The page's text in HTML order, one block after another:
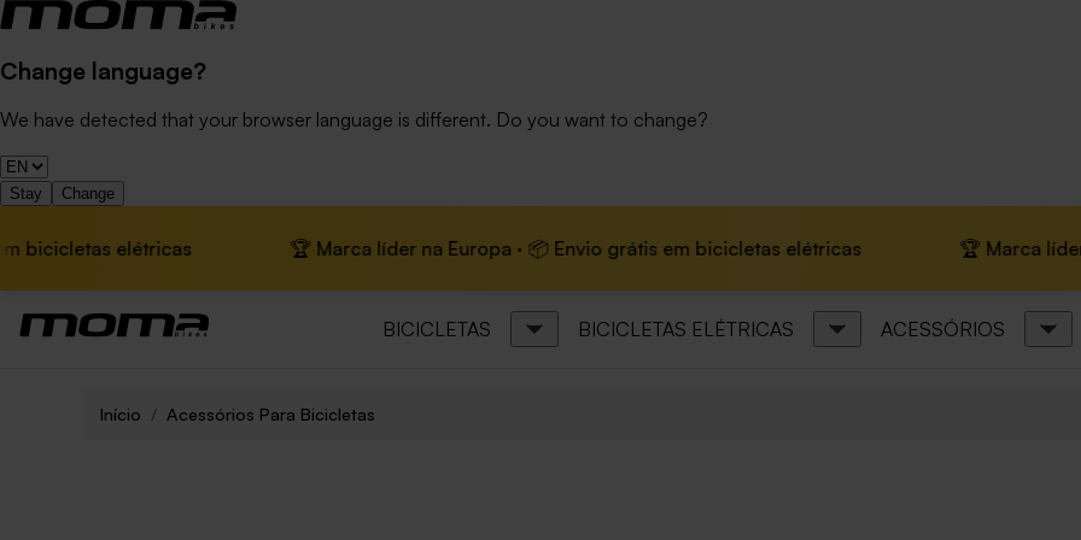
Change language?
We have detected that your browser language is different. Do you want to change?
Stay Change
elétricas 🏆 Marca líder na Europa · 📦 Envio grátis em bicicletas elétricas 🏆 Marca líder na
BICICLETAS BICICLETAS ELÉTRICAS ACESSÓRIOS
Início Acessórios Para Bicicletas